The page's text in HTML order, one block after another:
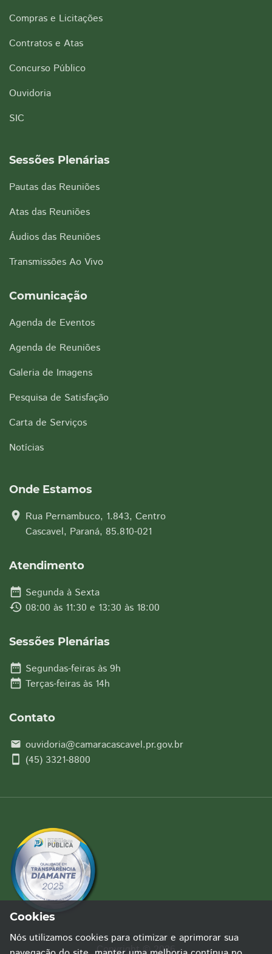
Compras e Licitações
Contratos e Atas
Concurso Público
Ouvidoria
SIC
Sessões Plenárias
Pautas das Reuniões
Atas das Reuniões
Áudios das Reuniões
Transmissões Ao Vivo
Comunicação
Agenda de Eventos
Agenda de Reuniões
Galeria de Imagens
Pesquisa de Satisfação
Carta de Serviços
Notícias
Onde Estamos
location_on Rua Pernambuco, 1.843, Centro
Cascavel, Paraná, 85.810-021
Atendimento
date_range Segunda à Sexta
history 08:00 às 11:30 e 13:30 às 18:00
Sessões Plenárias
date_range Segundas-feiras às 9h
date_range Terças-feiras às 14h
Contato
email ouvidoria@camaracascavel.pr.gov.br
smartphone (45) 3321-8800
Copyright © 2026
Cookies
Nós utilizamos cookies para otimizar e aprimorar sua